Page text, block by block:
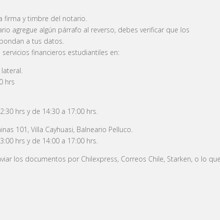
firma y timbre del notario.
agregue algún párrafo al reverso, debes verificar que los
a tus datos.
financieros estudiantiles en:
hrs
hrs y de 14:30 a 17:00 hrs.
101, Villa Cayhuasi, Balneario Pelluco.
hrs y de 14:00 a 17:00 hrs.
los documentos por Chilexpress, Correos Chile, Starken, o lo